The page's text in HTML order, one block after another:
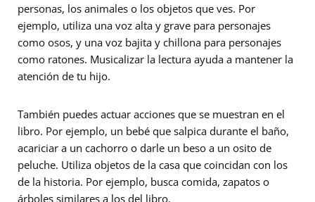
personas, los animales o los objetos que ves. Por
ejemplo, utiliza una voz alta y grave para personajes
como osos, y una voz bajita y chillona para personajes
como ratones. Musicalizar la lectura ayuda a mantener la
atención de tu hijo.
También puedes actuar acciones que se muestran en el
libro. Por ejemplo, un bebé que salpica durante el baño,
acariciar a un cachorro o darle un beso a un osito de
peluche. Utiliza objetos de la casa que coincidan con los
de la historia. Por ejemplo, busca comida, zapatos o
árboles similares a los del libro.